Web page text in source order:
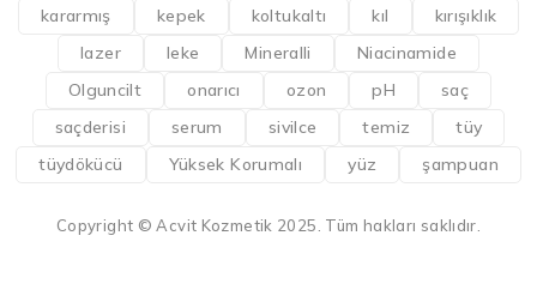
kararmış
kepek koltukaltı kıl
kırışıklık
lazer
leke Mineralli
Niacinamide
Olguncilt
onarıcı ozon pH
saç
saçderisi
serum sivilce temiz
tüy
tüydökücü
Yüksek Korumalı yüz şampuan
Copyright © Acvit Kozmetik 2025. Tüm hakları saklıdır.